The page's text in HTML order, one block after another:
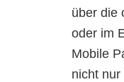
über die
oder im
Mobile
nicht